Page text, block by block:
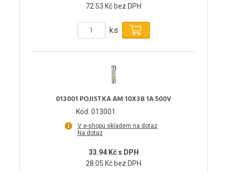
72.53 Kč bez DPH
ks
013001 POJISTKA AM 10X38 1A 500V
Kód: 013001
V e-shopu skladem na dotaz
Na dotaz
33.94 Kč s DPH
28.05 Kč bez DPH